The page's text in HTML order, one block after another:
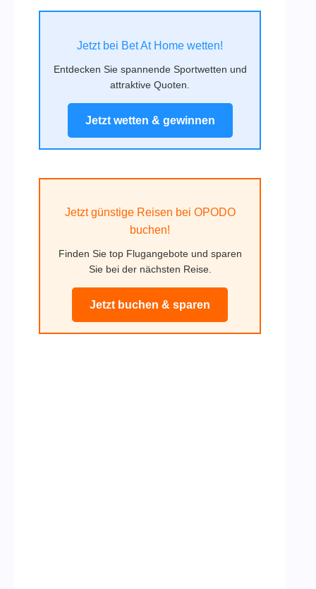
Jetzt bei Bet At Home wetten!
Entdecken Sie spannende Sportwetten und
attraktive Quoten.
Jetzt wetten & gewinnen
Jetzt günstige Reisen bei OPODO
buchen!
Finden Sie top Flugangebote und sparen
Sie bei der nächsten Reise.
Jetzt buchen & sparen